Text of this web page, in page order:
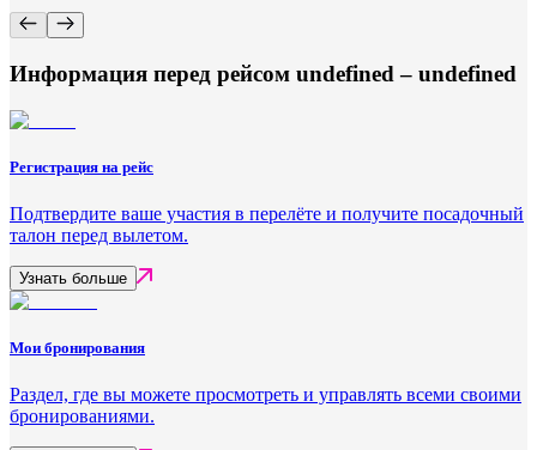
Информация перед рейсом undefined – undefined
Регистрация на рейс
Подтвердите ваше участия в перелёте и получите посадочный
талон перед вылетом.
Узнать больше
Мои бронирования
Раздел, где вы можете просмотреть и управлять всеми своими
бронированиями.